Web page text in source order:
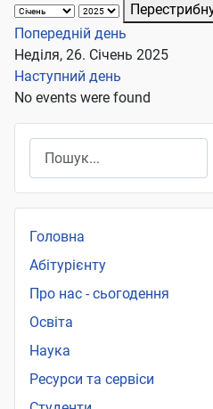
Попередній день
Неділя, 26. Січень 2025
Наступний день
No events were found
Головна
Абітурієнту
Про нас - сьогодення
Освіта
Наука
Ресурси та сервіси